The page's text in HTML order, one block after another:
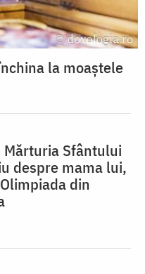
la moaștele
Mărturia Sfântului
despre mama lui,
din